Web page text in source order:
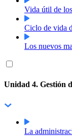
Vida útil de
Ciclo de vida
Los nuevos
Unidad 4. Gestión
La